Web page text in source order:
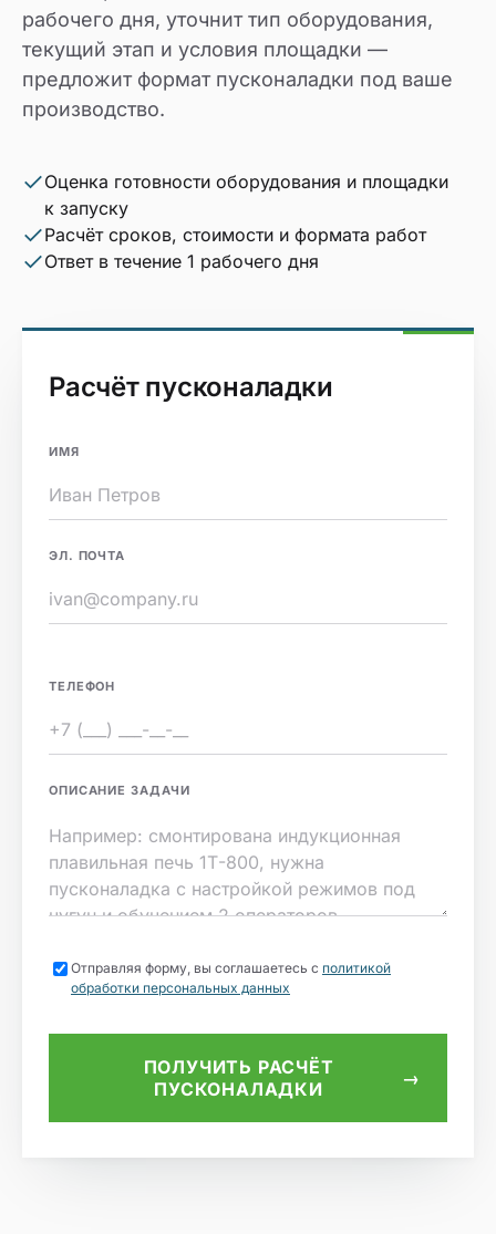
рабочего дня, уточнит тип оборудования,
текущий этап и условия площадки —
предложит формат пусконаладки под ваше
производство.
Оценка готовности оборудования и площадки
к запуску
Расчёт сроков, стоимости и формата работ
Ответ в течение 1 рабочего дня
Расчёт пусконаладки
ИМЯ
ЭЛ. ПОЧТА
ТЕЛЕФОН
ОПИСАНИЕ ЗАДАЧИ
Отправляя форму, вы соглашаетесь с политикой
обработки персональных данных
ПОЛУЧИТЬ РАСЧЁТ
ПУСКОНАЛАДКИ
→